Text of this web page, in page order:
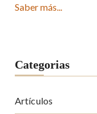
Saber más...
Categorias
Artículos